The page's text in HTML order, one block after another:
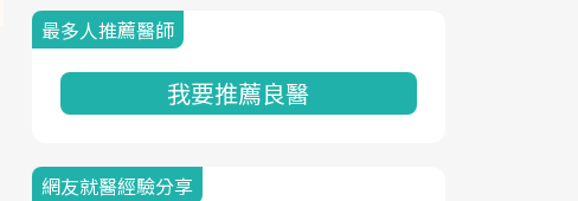
最多人推薦醫師
我要推薦良醫
網友就醫經驗分享